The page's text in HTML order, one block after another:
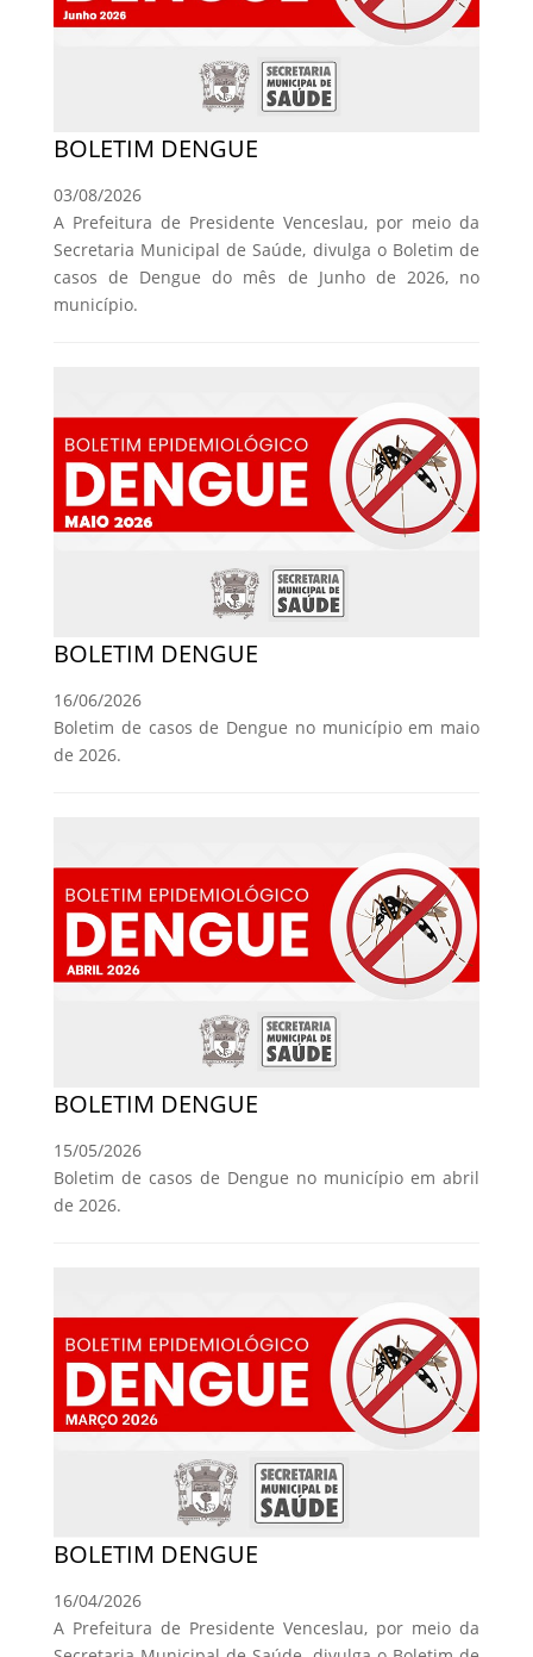
BOLETIM DENGUE
03/08/2026
A Prefeitura de Presidente Venceslau, por meio da
Secretaria Municipal de Saúde, divulga o Boletim de
casos de Dengue do mês de Junho de 2026, no
município.
BOLETIM DENGUE
16/06/2026
Boletim de casos de Dengue no município em maio
de 2026.
BOLETIM DENGUE
15/05/2026
Boletim de casos de Dengue no município em abril
de 2026.
BOLETIM DENGUE
16/04/2026
A Prefeitura de Presidente Venceslau, por meio da